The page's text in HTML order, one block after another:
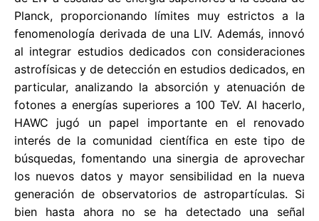
Planck, proporcionando límites muy estrictos a la
fenomenología derivada de una LIV. Además, innovó
al integrar estudios dedicados con consideraciones
astrofísicas y de detección en estudios dedicados, en
particular, analizando la absorción y atenuación de
fotones a energías superiores a 100 TeV. Al hacerlo,
HAWC jugó un papel importante en el renovado
interés de la comunidad científica en este tipo de
búsquedas, fomentando una sinergia de aprovechar
los nuevos datos y mayor sensibilidad en la nueva
generación de observatorios de astropartículas. Si
bien hasta ahora no se ha detectado una señal